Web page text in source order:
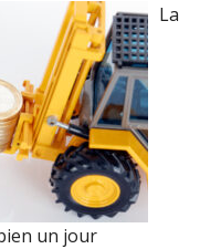
La
un jour